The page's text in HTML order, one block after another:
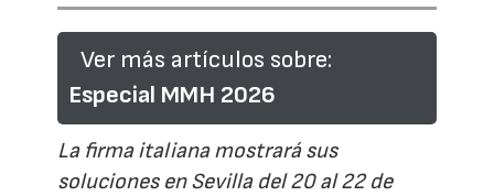
Ver más artículos sobre:
Especial MMH 2026
La firma italiana mostrará sus
soluciones en Sevilla del 20 al 22 de